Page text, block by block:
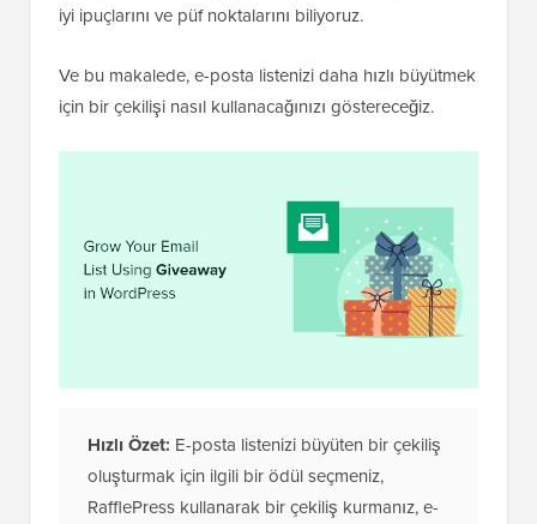
iyi ipuçlarını ve püf noktalarını biliyoruz.
Ve bu makalede, e-posta listenizi daha hızlı büyütmek
için bir çekilişi nasıl kullanacağınızı göstereceğiz.
Hızlı Özet: E-posta listenizi büyüten bir çekiliş
oluşturmak için ilgili bir ödül seçmeniz,
RafflePress kullanarak bir çekiliş kurmanız, e-